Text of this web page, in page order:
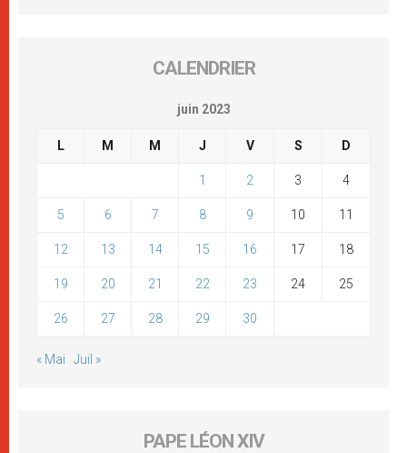
CALENDRIER
juin 2023
L M M J V S D
1 2 3 4
5 6 7 8 9 10 11
12 13 14 15 16 17 18
19 20 21 22 23 24 25
26 27 28 29 30
« Mai Juil »
PAPE LÉON XIV